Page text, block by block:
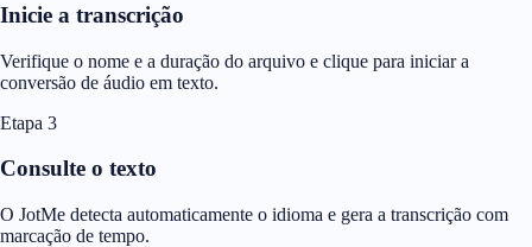
Inicie a transcrição
Verifique o nome e a duração do arquivo e clique para iniciar a
conversão de áudio em texto.
Etapa 3
Consulte o texto
O JotMe detecta automaticamente o idioma e gera a transcrição com
marcação de tempo.